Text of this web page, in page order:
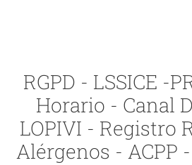
RGPD - LSSICE -
Horario - Canal
LOPIVI - Registro
Alérgenos - ACPP